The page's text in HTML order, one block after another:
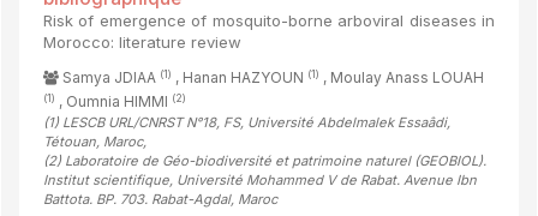
Risk of emergence of mosquito-borne arboviral diseases in
Morocco: literature review
Samya JDIAA (1) , Hanan HAZYOUN (1) , Moulay Anass LOUAH
(1) , Oumnia HIMMI (2)
(1) LESCB URL/CNRST N°18, FS, Université Abdelmalek Essaâdi,
Tétouan, Maroc,
(2) Laboratoire de Géo-biodiversité et patrimoine naturel (GEOBIOL).
Institut scientifique, Université Mohammed V de Rabat. Avenue Ibn
Battota. BP. 703. Rabat-Agdal, Maroc